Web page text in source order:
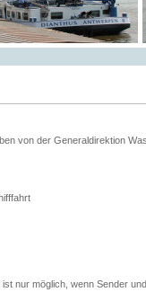
von der Generaldirektion
nur möglich, wenn Sender